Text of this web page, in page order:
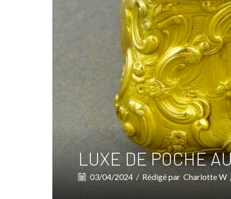
LUXE DE POCHE
03/04/2024 / Rédigé par Charlotte W